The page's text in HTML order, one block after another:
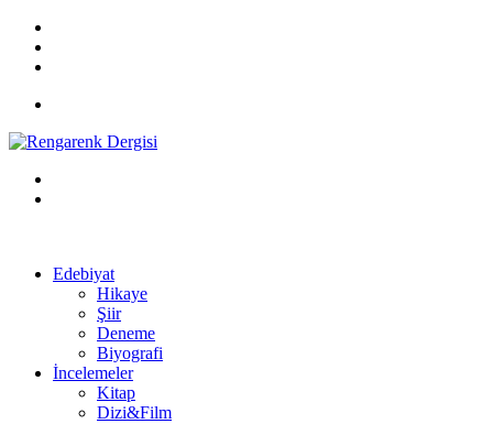
Edebiyat
Hikaye
Şiir
Deneme
Biyografi
İncelemeler
Kitap
Dizi&Film